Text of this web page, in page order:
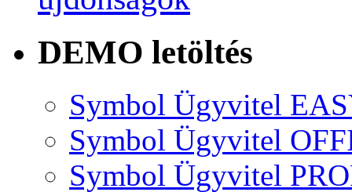
DEMO letöltés
Symbol Ügyvitel
Symbol Ügyvitel
Symbol Ügyvitel